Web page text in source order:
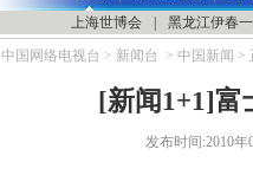
上海世博会 | 黑龙江伊春
中国网络电视台 > 新闻台 > 中国新闻 >
[新闻1+1]富
发布时间:2010年